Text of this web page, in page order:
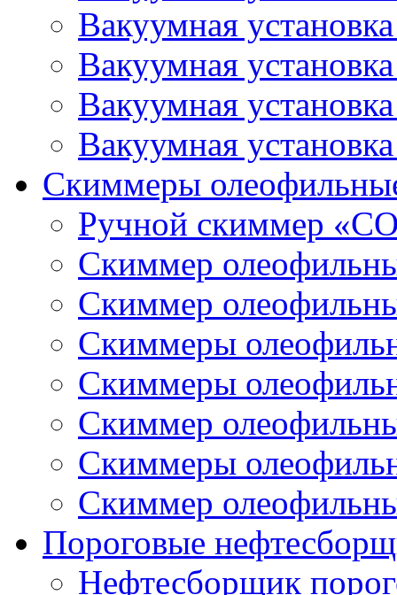
Вакуумная
Вакуумная
Вакуумная
Вакуумная
Скиммеры
Ручной скиммер
Скиммер
Скиммер
Скиммеры
Скиммеры
Скиммер
Скиммеры
Скиммер
Пороговые
Нефтесборщик